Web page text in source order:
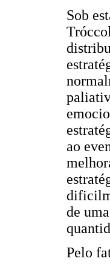
Sob
ao
de
Pelo